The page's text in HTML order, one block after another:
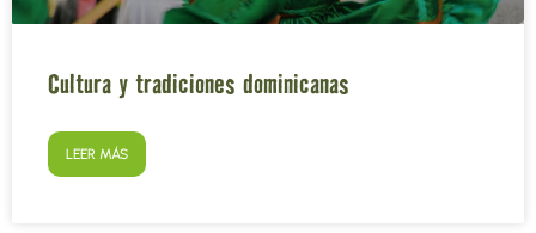
Cultura y tradiciones dominicanas
LEER MÁS